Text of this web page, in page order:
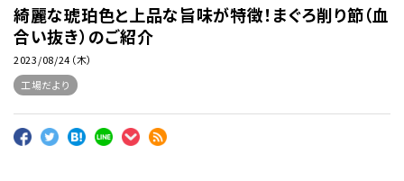
綺麗な琥珀色と上品な旨味が特徴！まぐろ削り節（血
合い抜き）のご紹介
2023/08/24（木）
工場だより